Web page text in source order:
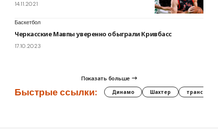
14.11.2021
Баскетбол
Черкасские Мавпы уверенно обыграли Кривбасс
17.10.2023
Показать больше
Быстрые ссылки: Динамо Шахтер трансферы